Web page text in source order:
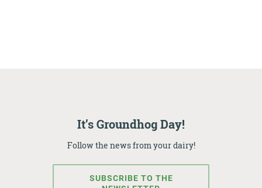
It’s Groundhog Day!
Follow the news from your dairy!
SUBSCRIBE TO THE